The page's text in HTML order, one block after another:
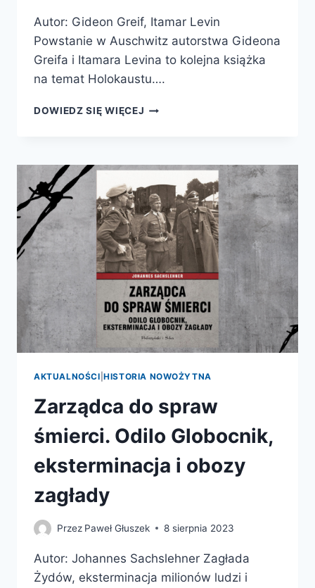
Autor: Gideon Greif, Itamar Levin
Powstanie w Auschwitz autorstwa Gideona
Greifa i Itamara Levina to kolejna książka
na temat Holokaustu….
DOWIEDZ SIĘ WIĘCEJ POWSTANIE
ŻYDOWSKIEGO
SONDERKOMMANDO
AKTUALNOŚCI |HISTORIA NOWOŻYTNA
Zarządca do spraw
śmierci. Odilo Globocnik,
eksterminacja i obozy
zagłady
Przez Paweł Głuszek 8 sierpnia 2023
Autor: Johannes Sachslehner Zagłada
Żydów, eksterminacja milionów ludzi i